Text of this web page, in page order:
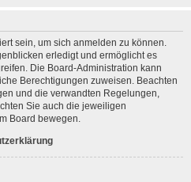
sein, um sich anmelden zu können.
erledigt und ermöglicht es
Die Board-Administration kann
Berechtigungen zuweisen. Beachten
und die verwandten Regelungen,
Sie auch die jeweiligen
Board bewegen.